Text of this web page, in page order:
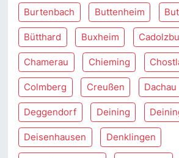
Burtenbach Buttenheim
Bütthard Buxheim
Chamerau Chieming
Colmberg Creußen Dachau
Deggendorf Deining
Deisenhausen Denklingen